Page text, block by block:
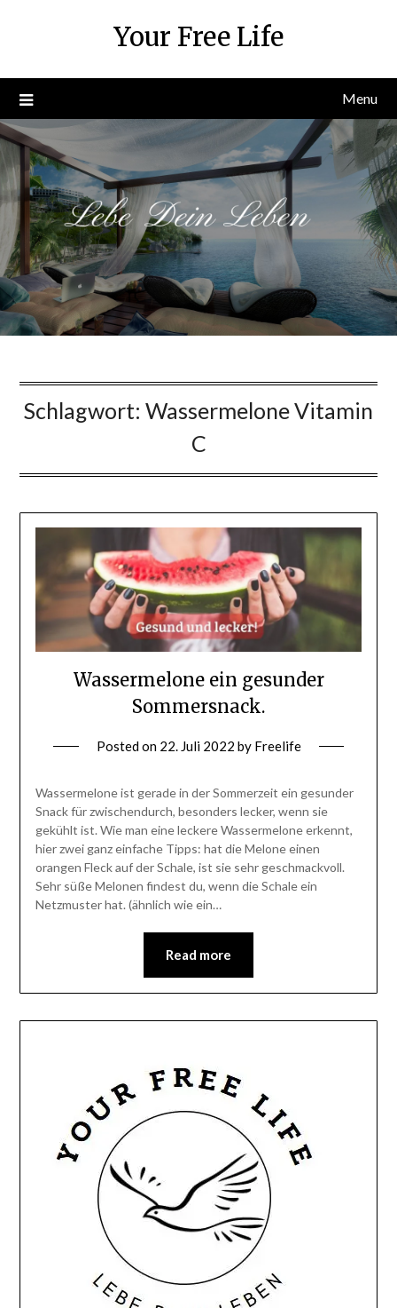
Your Free Life
Menu
Schlagwort: Wassermelone Vitamin
C
Wassermelone ein gesunder
Sommersnack.
Posted on 22. Juli 2022 by Freelife
Wassermelone ist gerade in der Sommerzeit ein gesunder
Snack für zwischendurch, besonders lecker, wenn sie
gekühlt ist. Wie man eine leckere Wassermelone erkennt,
hier zwei ganz einfache Tipps: hat die Melone einen
orangen Fleck auf der Schale, ist sie sehr geschmackvoll.
Sehr süße Melonen findest du, wenn die Schale ein
Netzmuster hat. (ähnlich wie ein…
Read more